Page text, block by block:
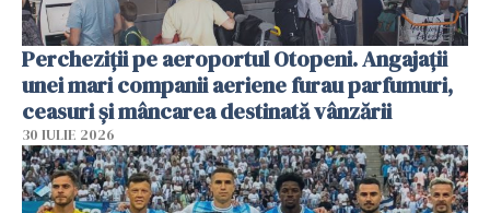
Percheziții pe aeroportul Otopeni. Angajații
unei mari companii aeriene furau parfumuri,
ceasuri și mâncarea destinată vânzării
30 IULIE 2026